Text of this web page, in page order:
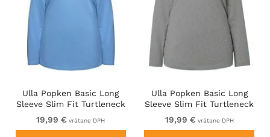
Ulla Popken Basic Long
Sleeve Slim Fit Turtleneck
Light Cornflower
19,99 € vrátane DPH
Ulla Popken Basic Long
Sleeve Slim Fit Turtleneck
Light Grey Melange
19,99 € vrátane DPH